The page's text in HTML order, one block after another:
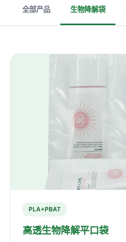
全部产品 生物降解袋
PLA+PBAT
高透生物降解平口袋